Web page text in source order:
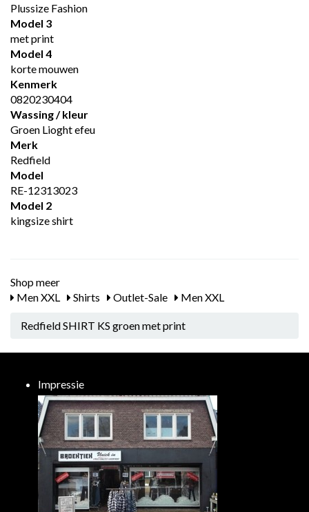
Plussize Fashion
Model 3
met print
Model 4
korte mouwen
Kenmerk
0820230404
Wassing / kleur
Groen Lioght efeu
Merk
Redfield
Model
RE-12313023
Model 2
kingsize shirt
Shop meer
Men XXL
Shirts Outlet-Sale Men XXL
Redfield SHIRT KS groen met print
Impressie